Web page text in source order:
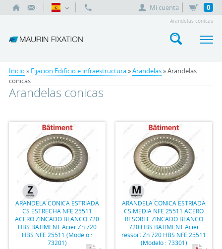
Mi cuenta 0
Arandelas conicas
Inicio » Fijacion Edificio e infraestructura»Arandelas» Arandelas
conicas
Arandelas conicas
ARANDELA CONICA ESTRIADA
CS ESTRECHA NFE 25511
ACERO ZINCADO BLANCO 720
HBS BATIMENT Acier Zn 720
HBS NFE 25511 (Modelo :
73201)
ARANDELA CONICA ESTRIADA
CS MEDIA NFE 25511 ACERO
RESORTE ZINCADO BLANCO
720 HBS BATIMENT Acier
ressort Zn 720 HBS NFE 25511
(Modelo : 73301)